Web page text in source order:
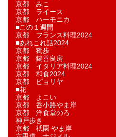
京都 みこ
京都 ライース
京都 ハーモニカ
■この１週間
京都 フランス料理2024
■あれこれ話2024
京都 獨歩
京都 鍵善良房
京都 イタリア料理2024
京都 和食2024
京都 ピョリヤ
■花
京都 よこい
京都 呑小路やま岸
京都 洋食堂のろ
神戸歩き
京都 祇園 やま岸